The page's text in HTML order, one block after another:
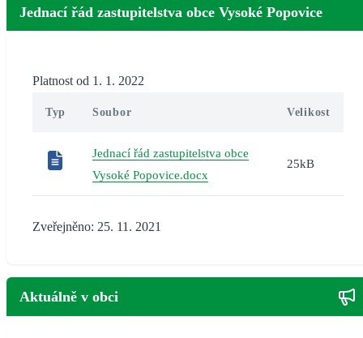
Jednací řád zastupitelstva obce Vysoké Popovice
Platnost od 1. 1. 2022
Typ Soubor Velikost
Jednací řád zastupitelstva obce
Vysoké Popovice.docx
25kB
Zveřejněno: 25. 11. 2021
Aktuálně v obci